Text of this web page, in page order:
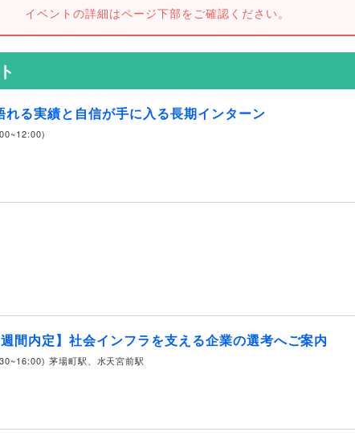
イベントの詳細はページ下部をご確認ください。
れる実績と自信が手に入る長期インターン
週間内定】社会インフラを支える企業の選考へご案内
茅場町駅、水天宮前駅